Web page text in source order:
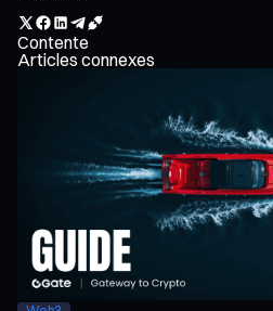
Contente
Articles connexes